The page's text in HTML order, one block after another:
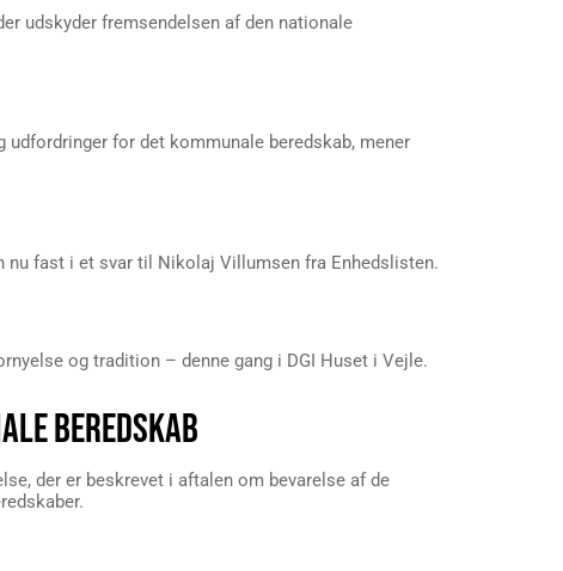
udskyder fremsendelsen af den nationale
for det kommunale beredskab, mener
nu fast i et svar til Nikolaj Villumsen fra Enhedslisten.
og tradition – denne gang i DGI Huset i Vejle.
BEREDSKAB
der er beskrevet i aftalen om bevarelse af de